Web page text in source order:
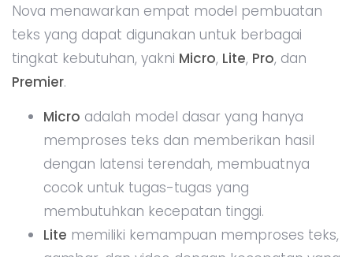
Nova menawarkan empat model pembuatan
teks yang dapat digunakan untuk berbagai
tingkat kebutuhan, yakni Micro, Lite, Pro, dan
Premier.
Micro adalah model dasar yang hanya
memproses teks dan memberikan hasil
dengan latensi terendah, membuatnya
cocok untuk tugas-tugas yang
membutuhkan kecepatan tinggi.
Lite memiliki kemampuan memproses teks,